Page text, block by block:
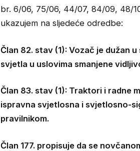
br. 6/06, 75/06, 44/07, 84/09, 48/
ukazujem na sljedeće odredbe:
Član 82. stav (1): Vozač je dužan
svjetla u uslovima smanjene
Član 83. stav (1): Traktori i radne
ispravna svjetlosna i svjetlosno-
pravilnikom.
Član 177. propisuje da se